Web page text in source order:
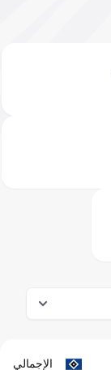
الإجمالي